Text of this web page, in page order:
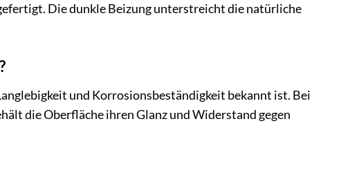
Die dunkle Beizung unterstreicht die natürliche
und Korrosionsbeständigkeit bekannt ist. Bei
die Oberfläche ihren Glanz und Widerstand gegen